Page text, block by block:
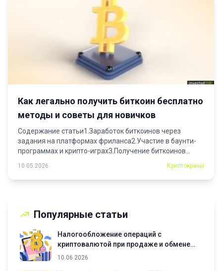
Как легально получить биткоин бесплатно
методы и советы для новичков
Содержание статьи1.Заработок биткоинов через
задания на платформах фриланса2.Участие в баунти-
программах и крипто-играх3.Получение биткоинов
10.05.2026 Криптокраны
Популярные статьи
Налогообложение операций с
криптовалютой при продаже и обмене
активов
10.06.2026